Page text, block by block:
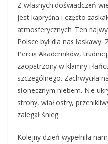
Z własnych doświadczeń
jest kapryśna i często
atmosferycznych. Ten
Polsce był dla nas
Percią Akademików,
zaopatrzony w klamry i
szczególnego. Zachwyciła
słonecznym niebem. Nie
strony, wiał ostry,
zalegał śnieg.
Kolejny dzień wypełniła